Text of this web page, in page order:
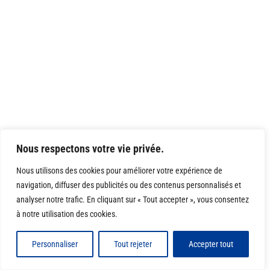
Nous respectons votre vie privée.
Nous utilisons des cookies pour améliorer votre expérience de
navigation, diffuser des publicités ou des contenus personnalisés et
analyser notre trafic. En cliquant sur « Tout accepter », vous consentez
à notre utilisation des cookies.
Personnaliser Tout rejeter Accepter tout